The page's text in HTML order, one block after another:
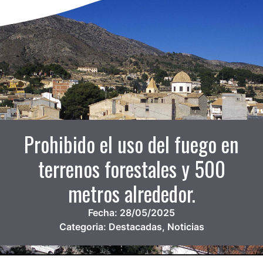
Prohibido el uso del fuego en
terrenos forestales y 500
metros alrededor.
Fecha: 28/05/2025
Categoria: Destacadas, Noticias